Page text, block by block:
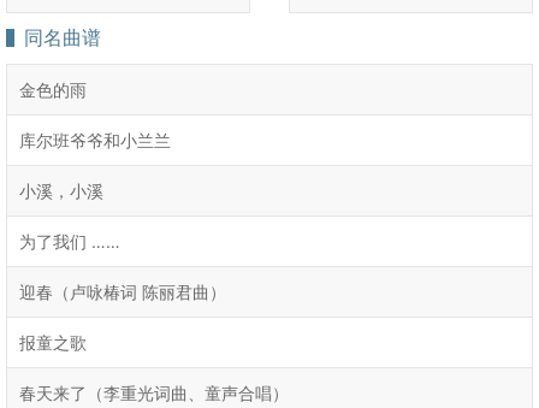
同名曲谱
金色的雨
库尔班爷爷和小兰兰
小溪，小溪
为了我们 ……
迎春（卢咏椿词 陈丽君曲）
报童之歌
春天来了（李重光词曲、童声合唱）